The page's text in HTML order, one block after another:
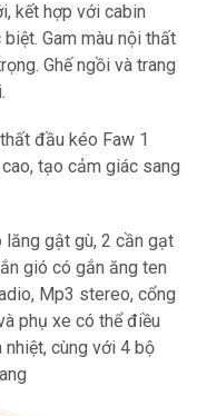
kết hợp với cabin
Gam màu nội thất
Ghế ngồi và trang
đầu kéo Faw 1
tạo cảm giác sang
lăng gật gù, 2 cần gạt
gió có gắn ăng ten
Mp3 stereo, cổng
phụ xe có thể điều
cùng với 4 bộ